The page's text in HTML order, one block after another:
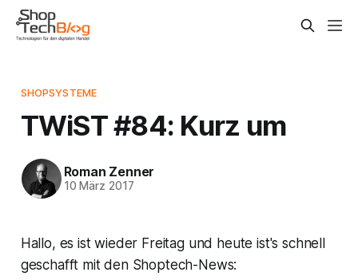
SHOPSYSTEME
TWiST #84: Kurz um
Roman Zenner
10 März 2017
Hallo, es ist wieder Freitag und heute ist's schnell
geschafft mit den Shoptech-News: